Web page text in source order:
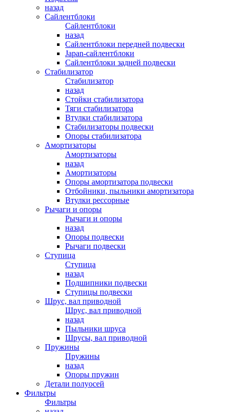
назад
Сайлентблоки
Сайлентблоки
назад
Сайлентблоки передней подвески
Japan-сайлентблоки
Сайлентблоки задней подвески
Стабилизатор
Стабилизатор
назад
Стойки стабилизатора
Тяги стабилизатора
Втулки стабилизатора
Стабилизаторы подвески
Опоры стабилизатора
Амортизаторы
Амортизаторы
назад
Амортизаторы
Опоры амортизатора подвески
Отбойники, пыльники амортизатора
Втулки рессорные
Рычаги и опоры
Рычаги и опоры
назад
Опоры подвески
Рычаги подвески
Ступица
Ступица
назад
Подшипники подвески
Ступицы подвески
Шрус, вал приводной
Шрус, вал приводной
назад
Пыльники шруса
Шрусы, вал приводной
Пружины
Пружины
назад
Опоры пружин
Детали полуосей
Фильтры
Фильтры